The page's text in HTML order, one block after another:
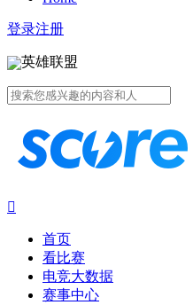
登录注册
英雄联盟

首页
看比赛
电竞大数据
赛事中心